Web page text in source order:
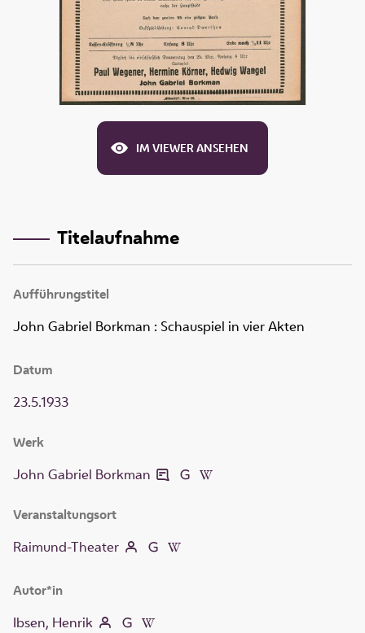
IM VIEWER ANSEHEN
Titelaufnahme
Aufführungstitel
John Gabriel Borkman : Schauspiel in vier Akten
Autor*in
Ibsen, Henrik
Veranstaltungsort
Raimund-Theater
Datum
23.5.1933
Werk
John Gabriel Borkman